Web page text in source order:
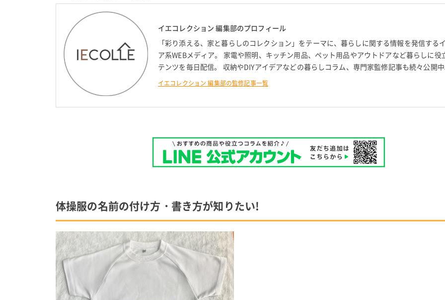
イエコレクション 編集部のプロフィール
「彩り添える、家と暮らしのコレクション」をテーマに、暮らしに関する情報を発信する
ア系WEBメディア。 家電や照明、キッチン用品、ペット用品やアウトドアなど暮らしに役
テンツを毎日配信。 収納やDIYアイデアなどの暮らしコラム、専門家監修記事も続々公開中
イエコレクション 編集部の監修記事一覧
体操服の名前の付け方・書き方が知りたい!